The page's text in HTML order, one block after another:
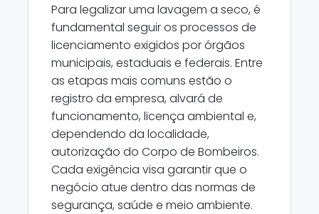
Para legalizar uma lavagem a seco, é
fundamental seguir os processos de
licenciamento exigidos por órgãos
municipais, estaduais e federais. Entre
as etapas mais comuns estão o
registro da empresa, alvará de
funcionamento, licença ambiental e,
dependendo da localidade,
autorização do Corpo de Bombeiros.
Cada exigência visa garantir que o
negócio atue dentro das normas de
segurança, saúde e meio ambiente.